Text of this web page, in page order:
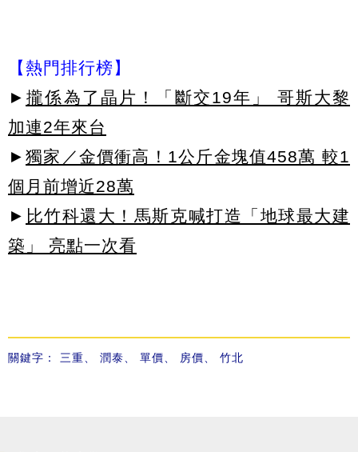
【熱門排行榜】
► 攏係為了晶片！「斷交19年」 哥斯大黎
加連2年來台
► 獨家／金價衝高！1公斤金塊值458萬 較1
個月前增近28萬
► 比竹科還大！馬斯克喊打造「地球最大建
築」 亮點一次看
關鍵字： 三重、 潤泰、 單價、 房價、 竹北